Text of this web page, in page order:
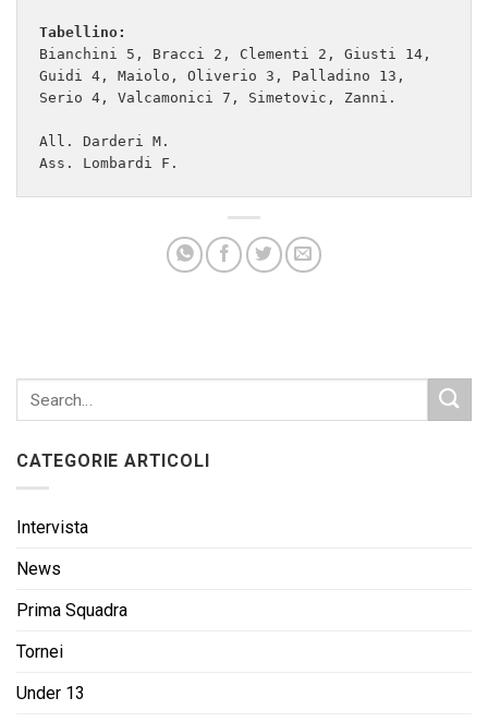
Tabellino:
Bianchini 5, Bracci 2, Clementi 2, Giusti 14,
Guidi 4, Maiolo, Oliverio 3, Palladino 13,
Serio 4, Valcamonici 7, Simetovic, Zanni.
All. Darderi M.
Ass. Lombardi F.
CATEGORIE ARTICOLI
Intervista
News
Prima Squadra
Tornei
Under 13